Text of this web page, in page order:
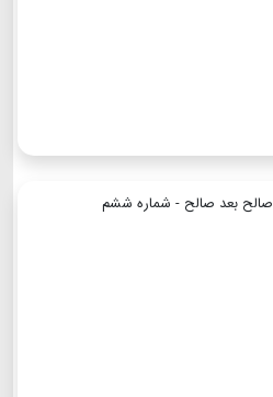
صالح بعد صالح - شماره ششم